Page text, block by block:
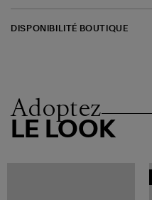
DISPONIBILITÉ BOUTIQUE
Adoptez
LE LOOK